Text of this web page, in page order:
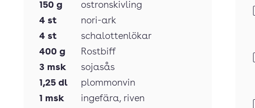
150 g
ostronskivling
4 st
nori-ark
4 st
schalottenlökar
400 g
Rostbiff
3 msk
sojasås
1,25 dl
plommonvin
1 msk ingefära, riven